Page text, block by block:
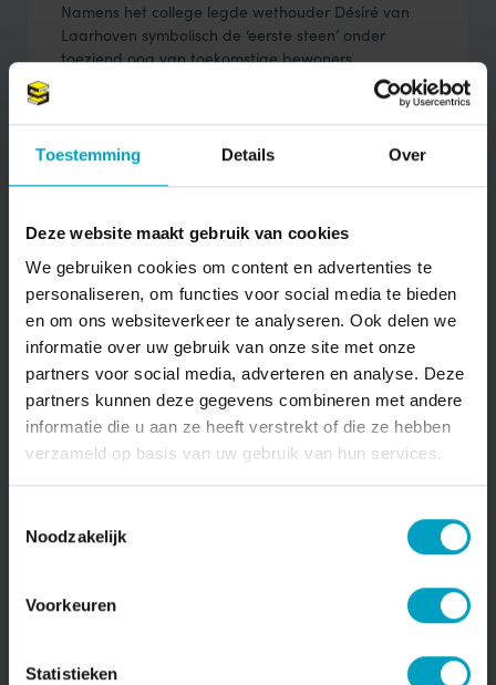
Toestemming Details Over
Deze website maakt gebruik van cookies
We gebruiken cookies om content en advertenties te
personaliseren, om functies voor social media te bieden
en om ons websiteverkeer te analyseren. Ook delen we
informatie over uw gebruik van onze site met onze
partners voor social media, adverteren en analyse. Deze
partners kunnen deze gegevens combineren met andere
informatie die u aan ze heeft verstrekt of die ze hebben
verzameld op basis van uw gebruik van hun services.
Noodzakelijk
Voorkeuren
Statistieken
Namens het college legde wethouder Désiré van
Laarhoven symbolisch de ‘eerste steen’ onder
toeziend oog van toekomstige bewoners,
buurtbewoners en projectbetrokkenen. Ze sprak de
aanwezigen toe, waarbij ze de omgeving bedankte
voor hun constructieve bijdrage en benadrukte dat
de start bouw een belangrijke stap is in het
Stiphout) spraken over het belang van het project
en de samenwerking.